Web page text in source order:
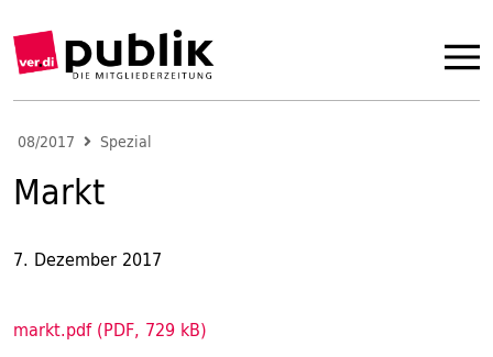
08/2017 Spezial
Markt
7. Dezember 2017
markt.pdf (PDF, 729 kB)